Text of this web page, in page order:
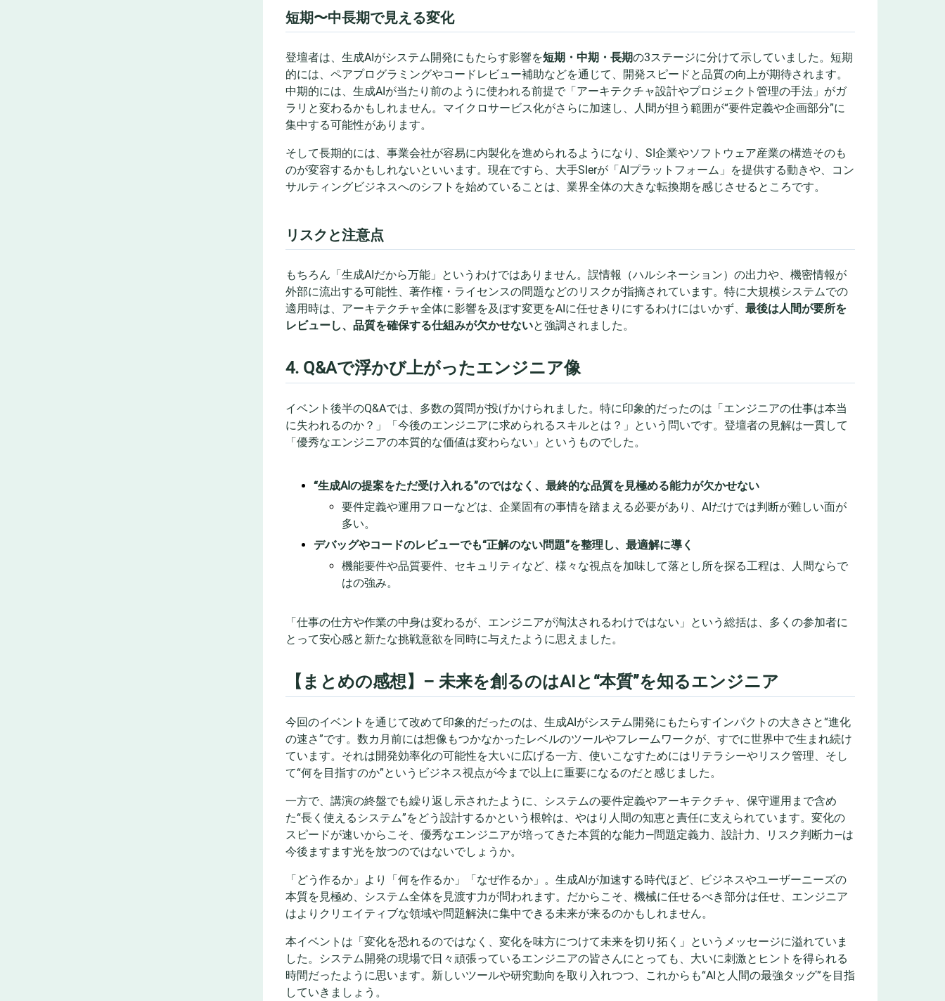
短期〜中長期で見える変化
登壇者は、生成AIがシステム開発にもたらす影響を短期・中期・長期の3ステージに分けて示していました。短期
的には、ペアプログラミングやコードレビュー補助などを通じて、開発スピードと品質の向上が期待されます。
中期的には、生成AIが当たり前のように使われる前提で「アーキテクチャ設計やプロジェクト管理の手法」がガ
ラリと変わるかもしれません。マイクロサービス化がさらに加速し、人間が担う範囲が“要件定義や企画部分”に
集中する可能性があります。
そして長期的には、事業会社が容易に内製化を進められるようになり、SI企業やソフトウェア産業の構造そのも
のが変容するかもしれないといいます。現在ですら、大手SIerが「AIプラットフォーム」を提供する動きや、コン
サルティングビジネスへのシフトを始めていることは、業界全体の大きな転換期を感じさせるところです。
リスクと注意点
もちろん「生成AIだから万能」というわけではありません。誤情報（ハルシネーション）の出力や、機密情報が
外部に流出する可能性、著作権・ライセンスの問題などのリスクが指摘されています。特に大規模システムでの
適用時は、アーキテクチャ全体に影響を及ぼす変更をAIに任せきりにするわけにはいかず、 最後は人間が要所を
レビューし、品質を確保する仕組みが欠かせないと強調されました。
4. Q&Aで浮かび上がったエンジニア像
イベント後半のQ&Aでは、多数の質問が投げかけられました。特に印象的だったのは「エンジニアの仕事は本当
に失われるのか？」「今後のエンジニアに求められるスキルとは？」という問いです。登壇者の見解は一貫して
「優秀なエンジニアの本質的な価値は変わらない」というものでした。
“生成AIの提案をただ受け入れる”のではなく、最終的な品質を見極める能力が欠かせない
要件定義や運用フローなどは、企業固有の事情を踏まえる必要があり、AIだけでは判断が難しい面が
多い。
デバッグやコードのレビューでも“正解のない問題”を整理し、最適解に導く
機能要件や品質要件、セキュリティなど、様々な視点を加味して落とし所を探る工程は、人間ならで
はの強み。
「仕事の仕方や作業の中身は変わるが、エンジニアが淘汰されるわけではない」という総括は、多くの参加者に
とって安心感と新たな挑戦意欲を同時に与えたように思えました。
【まとめの感想】– 未来を創るのはAIと“本質”を知るエンジニア
今回のイベントを通じて改めて印象的だったのは、生成AIがシステム開発にもたらすインパクトの大きさと“進化
の速さ”です。数カ月前には想像もつかなかったレベルのツールやフレームワークが、すでに世界中で生まれ続け
ています。それは開発効率化の可能性を大いに広げる一方、使いこなすためにはリテラシーやリスク管理、そし
て“何を目指すのか”というビジネス視点が今まで以上に重要になるのだと感じました。
一方で、講演の終盤でも繰り返し示されたように、システムの要件定義やアーキテクチャ、保守運用まで含め
た“長く使えるシステム”をどう設計するかという根幹は、やはり人間の知恵と責任に支えられています。変化の
スピードが速いからこそ、優秀なエンジニアが培ってきた本質的な能力—問題定義力、設計力、リスク判断力—は
今後ますます光を放つのではないでしょうか。
「どう作るか」より「何を作るか」「なぜ作るか」。生成AIが加速する時代ほど、ビジネスやユーザーニーズの
本質を見極め、システム全体を見渡す力が問われます。だからこそ、機械に任せるべき部分は任せ、エンジニア
はよりクリエイティブな領域や問題解決に集中できる未来が来るのかもしれません。
本イベントは「変化を恐れるのではなく、変化を味方につけて未来を切り拓く」というメッセージに溢れていま
した。システム開発の現場で日々頑張っているエンジニアの皆さんにとっても、大いに刺激とヒントを得られる
時間だったように思います。新しいツールや研究動向を取り入れつつ、これからも“AIと人間の最強タッグ”を目指
していきましょう。